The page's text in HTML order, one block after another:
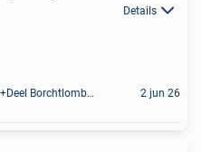
Details
Liedekerke +Deel Borchtlombeek 2 jun 26